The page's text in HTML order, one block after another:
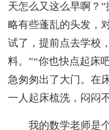
天怎么又这么早啊？
略有些蓬乱的头发，
试了，提前点去学校
料。”“你也快点起床
急匆匆出了大门。在
一人起床梳洗，闷闷
我的数学老师是个